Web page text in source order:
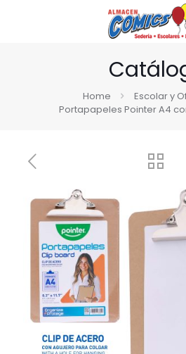
Home
Escolar y
Portapapeles Pointer A4